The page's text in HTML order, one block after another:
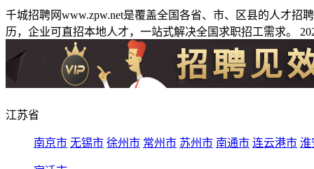
千城招聘网www.zpw.net是覆盖全国各省、市、区县的人才
历，企业可直招本地人才，一站式解决全国求职招工需求。
江苏省
南京市 无锡市 徐州市 常州市 苏州市 南通市 连云港市 淮